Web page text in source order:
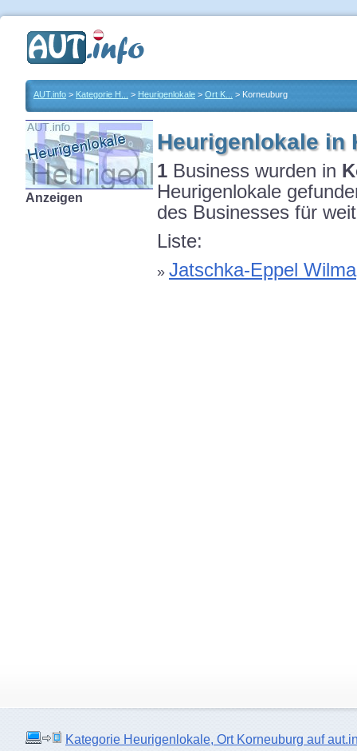
AUT.info > Kategorie H... > Heurigenlokale > Ort K... > Korneuburg
Anzeigen
Heurigenlokale in
1 Business wurden in
Heurigenlokale
des Businesses für
Liste:
» Jatschka-Eppel Wilma
Kategorie Heurigenlokale, Ort Korneuburg auf